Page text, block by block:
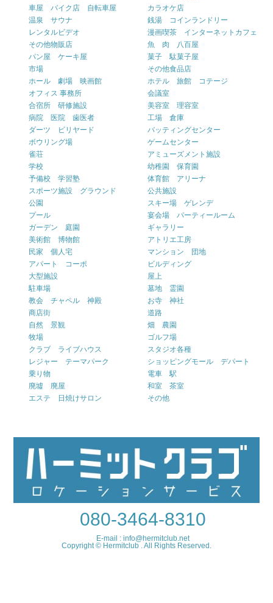
車屋 バイク店 自転車屋
カラオケ店
温泉 サウナ
銭湯 コインランドリー
レンタルビデオ
漫画喫茶 インターネットカフェ
その他物販店
魚 肉 八百屋
パン屋 ケーキ屋
菓子 駄菓子屋
市場
その他食品店
ホール 劇場 映画館
ホテル 旅館 コテージ
オフィス 事務所
会議室
合宿所 研修施設
美容室 理容室
病院 医院 歯医者
工場 倉庫
ダーツ ビリヤード
バッティングセンター
ボウリング場
ゲームセンター
雀荘
アミューズメント施設
学校
幼稚園 保育園
予備校 学習塾
体育館 アリーナ
スポーツ施設 グラウンド
公共施設
公園
スキー場 ゲレンデ
プール
宴会場 パーティールーム
ガーデン 庭園
ギャラリー
美術館 博物館
アトリエ工房
民家 個人宅
マンション 団地
アパート コーポ
ビルディング
大型施設
屋上
駐車場
墓地 霊園
教会 チャペル 神殿
お寺 神社
商店街
道路
自然 景観
畑 農園
牧場
ゴルフ場
クラブ ライブハウス
スタジオ各種
レジャー テーマパーク
ショッピングモール デパート
乗り物
電車 駅
廃墟 廃屋
和室 茶室
エステ 日焼けサロン
その他
080-3464-8310
E-mail : info@hermitclub.net
Copyright © Hermitclub . All Rights Reserved.